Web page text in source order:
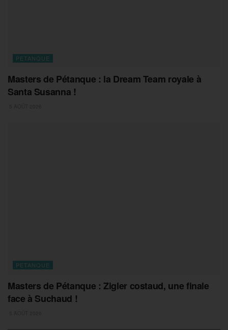
PETANQUE
Masters de Pétanque : la Dream Team royale à
Santa Susanna !
PETANQUE
Masters de Pétanque : Zigler costaud, une finale
face à Suchaud !